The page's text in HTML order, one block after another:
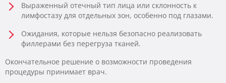
Выраженный отечный тип лица или склонность к
лимфостазу для отдельных зон, особенно под глазами.
Ожидания, которые нельзя безопасно реализовать
филлерами без перегруза тканей.
Окончательное решение о возможности проведения
процедуры принимает врач.